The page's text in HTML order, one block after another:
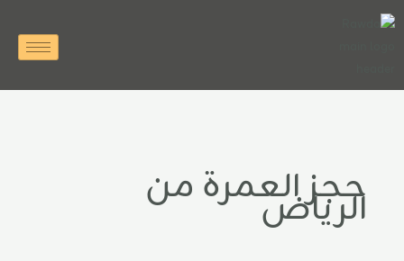
تخطي
إلى
حجز العمرة من
الرياض